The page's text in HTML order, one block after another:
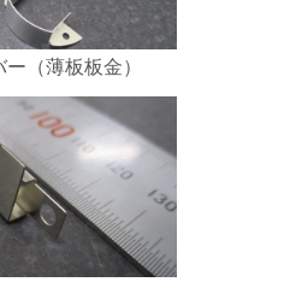
（薄板板金）